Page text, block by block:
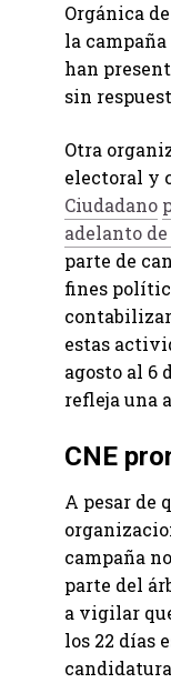
Orgánica
la
han
sin
Otra
electoral y
Ciudadano
adelanto
parte de
fines
estas
agosto al 6
refleja una
CNE
A pesar de
campaña
parte del
a vigilar
los 22 días